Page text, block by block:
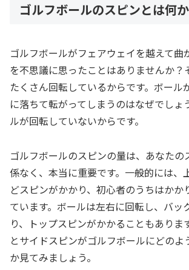
ゴルフボールのスピンとは何
ゴルフボールがフェアウェイを越えて曲
を不思議に思ったことはありませんか？
たくさん回転しているからです。ボール
に落ちて転がってしまうのはなぜでしょ
ルが回転していないからです。
ゴルフボールのスピンの量は、あなたの
係なく、本当に重要です。一般的には、
どスピンがかかり、初心者のうちはかか
ています。ボールは左右に回転し、バッ
り、トップスピンがかかることもありま
とサイドスピンがゴルフボールにどのよ
か見てみましょう。